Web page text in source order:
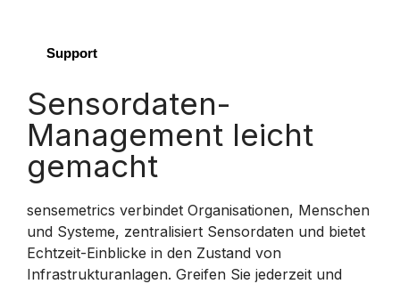
Support
Sensordaten-
Management leicht
gemacht
sensemetrics verbindet Organisationen, Menschen
und Systeme, zentralisiert Sensordaten und bietet
Echtzeit-Einblicke in den Zustand von
Infrastrukturanlagen. Greifen Sie jederzeit und